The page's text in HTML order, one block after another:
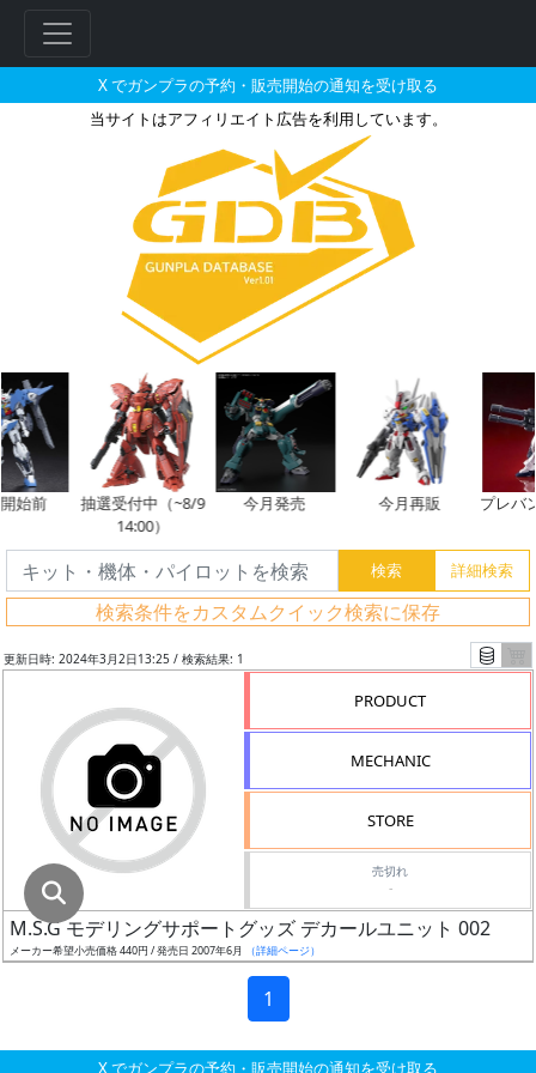
X でガンプラの予約・販売開始の通知を受け取る
当サイトはアフィリエイト広告を利用しています。
M.S.G モデリングサポートグッ
始前
抽選受付中（~8/9
14:00）
今月発売 今月再販 プレバ
検索条件をカスタムクイック検索に保存
ー
ド
検
索
グ
レ
成
形
更新日時: 2024年3月2日13:25 / 検索結果: 1
PRODUCT
MECHANIC
STORE
売切れ
-
M.S.G モデリングサポートグッズ デカールユニット 002
メーカー希望小売価格 440円 / 発売日 2007年6月 （詳細ページ）
1
X でガンプラの予約・販売開始の通知を受け取る